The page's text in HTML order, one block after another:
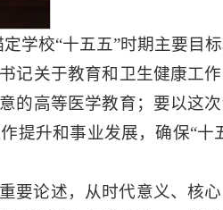
学校“十五五”时期主要目
记关于教育和卫生健康工
的高等医学教育；要以这
提升和事业发展，确保“十
要论述，从时代意义、核